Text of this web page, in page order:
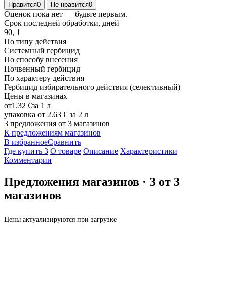
Нравится0 Не нравится0
Оценок пока нет — будьте первым.
Срок последней обработки, дней
90, 1
По типу действия
Системный гербицид
По способу внесения
Почвенный гербицид
По характеру действия
Гербицид избирательного действия (селективный)
Цены в магазинах
от1.32 €за 1 л
упаковка от 2.63 € за 2 л
3 предложения от 3 магазинов
К предложениям магазинов
В избранноеСравнить
Где купить 3 О товаре Описание Характеристики
Комментарии
Предложения магазинов · 3 от 3
магазинов
Цены актуализируются при загрузке